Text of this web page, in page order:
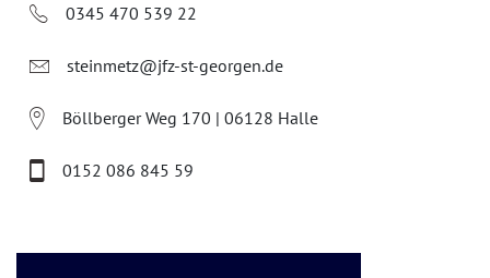
0345 470 539 22
steinmetz@jfz-st-georgen.de
Böllberger Weg 170 | 06128 Halle
0152 086 845 59